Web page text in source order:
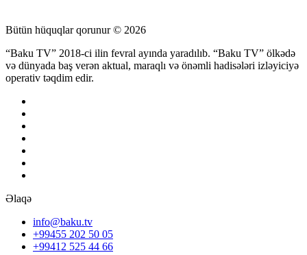
Bütün hüquqlar qorunur © 2026
“Baku TV” 2018-ci ilin fevral ayında yaradılıb. “Baku TV” ölkədə
və dünyada baş verən aktual, maraqlı və önəmli hadisələri izləyiciyə
operativ təqdim edir.
Əlaqə
info@baku.tv
+99455 202 50 05
+99412 525 44 66